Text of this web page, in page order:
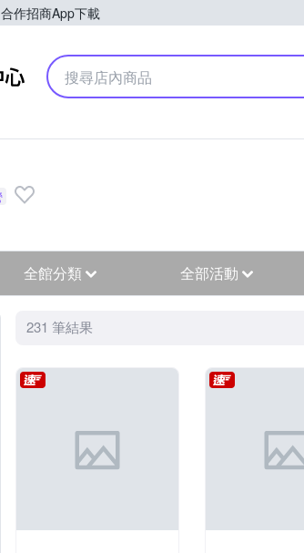
合作招商App下載
Yahoo購物中心
全館分類 全部活動
231 筆結果